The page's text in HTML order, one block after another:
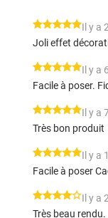
*****
Il y a
Joli effet
*****
Il y a
Facile à poser.
*****
Il y a
Très bon produit
*****
Il y a
Facile à poser
*****Il y a
Très beau